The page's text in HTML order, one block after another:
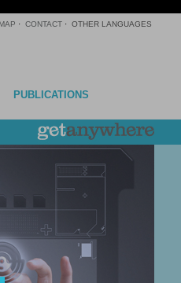
· CONTACT · OTHER LANGUAGES
PUBLICATIONS